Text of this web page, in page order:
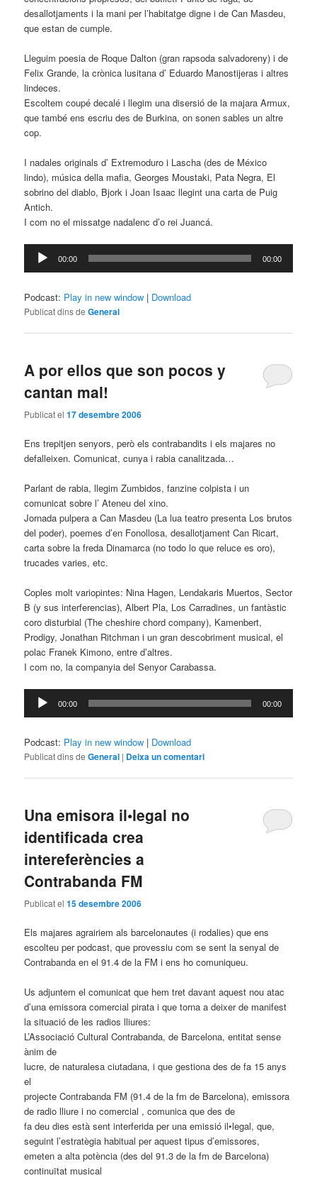
desallotjaments i la mani per l’habitatge digne i de Can Masdeu,
que estan de cumple.
Lleguim poesia de Roque Dalton (gran rapsoda salvadoreny) i de
Felix Grande, la crònica lusitana d’ Eduardo Manostijeras i altres
lindeces.
Escoltem coupé decalé i llegim una disersió de la majara Armux,
que també ens escriu des de Burkina, on sonen sables un altre
cop.
I nadales originals d’ Extremoduro i Lascha (des de México
lindo), música della mafia, Georges Moustaki, Pata Negra, El
sobrino del diablo, Bjork i Joan Isaac llegint una carta de Puig
Antich.
I com no el missatge nadalenc d’o rei Juancá.
Reproductor
d'àudio
00:00 00:00
Podcast: Play in new window | Download
Publicat dins de General
A por ellos que son pocos y
cantan mal!
Publicat el17 desembre 2006
Ens trepitjen senyors, però els contrabandits i els majares no
defalleixen. Comunicat, cunya i rabia canalitzada…
Parlant de rabia, llegim Zumbidos, fanzine colpista i un
comunicat sobre l’ Ateneu del xino.
Jornada pulpera a Can Masdeu (La lua teatro presenta Los brutos
del poder), poemes d’en Fonollosa, desallotjament Can Ricart,
carta sobre la freda Dinamarca (no todo lo que reluce es oro),
trucades varies, etc.
Coples molt variopintes: Nina Hagen, Lendakaris Muertos, Sector
B (y sus interferencias), Albert Pla, Los Carradines, un fantàstic
coro disturbial (The cheshire chord company), Kamenbert,
Prodigy, Jonathan Ritchman i un gran descobriment musical, el
polac Franek Kimono, entre d’altres.
I com no, la companyia del Senyor Carabassa.
Reproductor
d'àudio
00:00 00:00
Podcast: Play in new window | Download
Publicat dins de General | Deixa un comentari
Una emisora il•legal no
identificada crea
intereferències a
Contrabanda FM
Publicat el15 desembre 2006
Els majares agrairiem als barcelonautes (i rodalies) que ens
escolteu per podcast, que provessiu com se sent la senyal de
Contrabanda en el 91.4 de la FM i ens ho comuniqueu.
Us adjuntem el comunicat que hem tret davant aquest nou atac
d’una emissora comercial pirata i que torna a deixer de manifest
la situació de les radios lliures:
L’Associació Cultural Contrabanda, de Barcelona, entitat sense
ànim de
lucre, de naturalesa ciutadana, i que gestiona des de fa 15 anys
el
projecte Contrabanda FM (91.4 de la fm de Barcelona), emissora
de radio lliure i no comercial , comunica que des de
fa deu dies està sent interferida per una emissió il•legal, que,
seguint l’estratègia habitual per aquest tipus d’emissores,
emeten a alta potència (des del 91.3 de la fm de Barcelona)
continuïtat musical